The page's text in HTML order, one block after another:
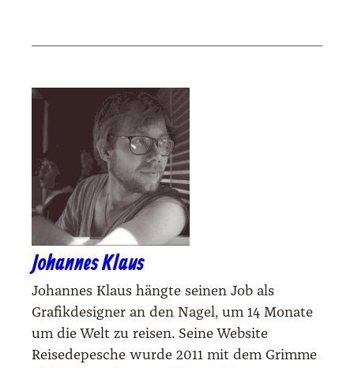
Johannes Klaus
Johannes Klaus hängte seinen Job als
Grafikdesigner an den Nagel, um 14 Monate
um die Welt zu reisen. Seine Website
Reisedepesche wurde 2011 mit dem Grimme